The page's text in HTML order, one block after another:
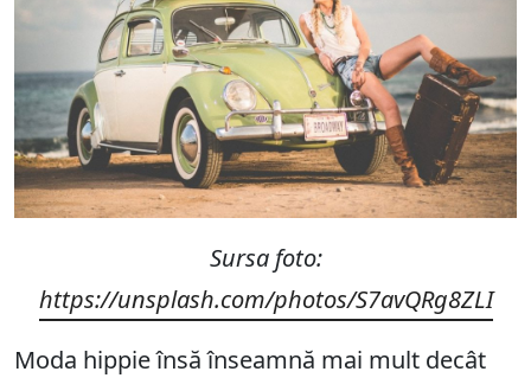
Sursa foto:
https://unsplash.com/photos/S7avQRg8ZLI
Moda hippie însă înseamnă mai mult decât